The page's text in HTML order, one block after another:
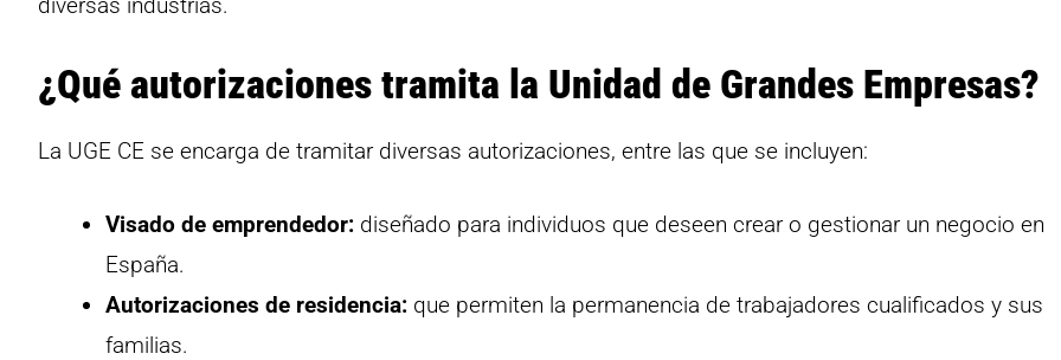
¿Qué autorizaciones tramita la Unidad de Grandes Empresas?
La UGE CE se encarga de tramitar diversas autorizaciones, entre las que se incluyen:
Visado de emprendedor: diseñado para individuos que deseen crear o gestionar un negocio en
España.
Autorizaciones de residencia: que permiten la permanencia de trabajadores cualificados y sus
familias.